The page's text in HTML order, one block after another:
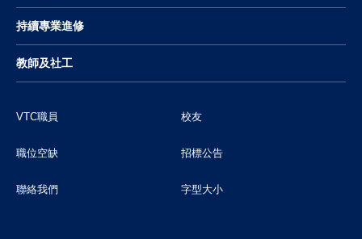
持續專業進修
教師及社工
VTC職員 校友
職位空缺 招標公告
聯絡我們 字型大小